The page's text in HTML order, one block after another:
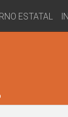
ESTATAL